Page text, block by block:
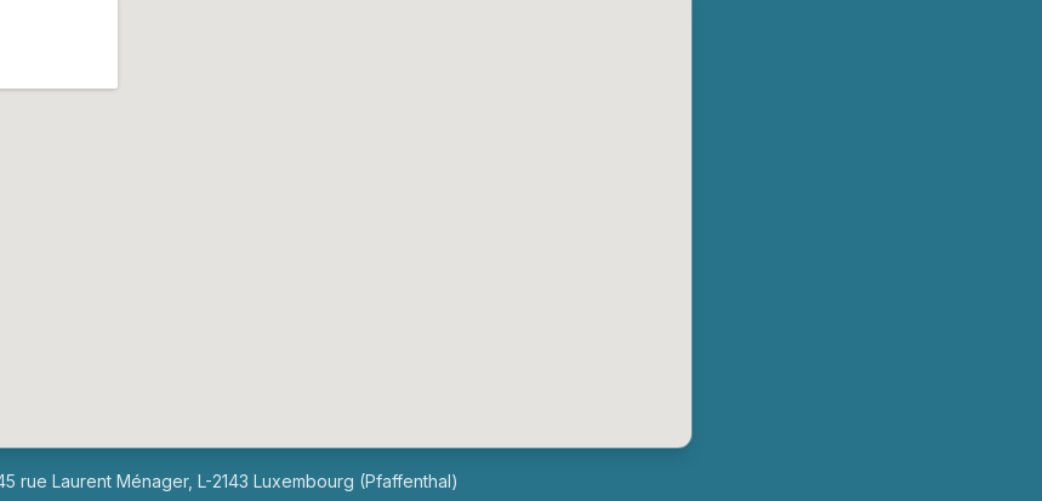
rue Laurent Ménager, L-2143 Luxembourg (Pfaffenthal)